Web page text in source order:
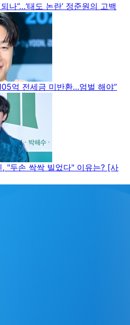
나”…‘태도 논란’ 정준원의 고백
억 전세금 미반환…엄벌 해야”
"두손 싹싹 빌었다" 이유는? [사